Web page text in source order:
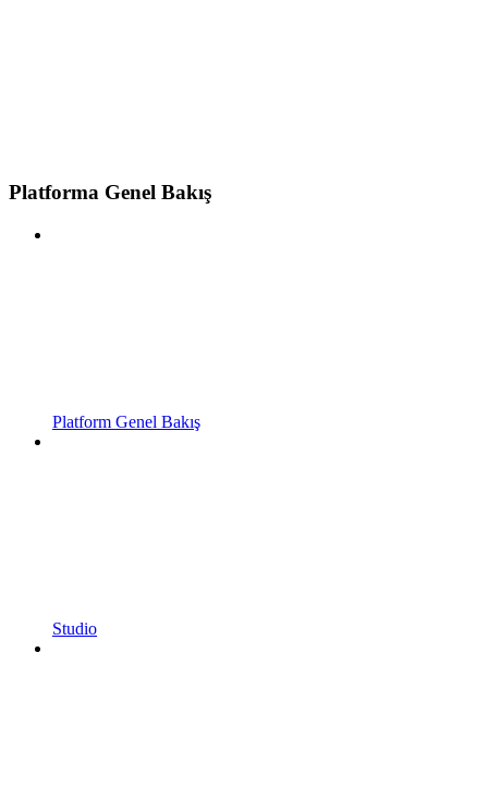
Platforma Genel Bakış
Platform Genel Bakış
Studio